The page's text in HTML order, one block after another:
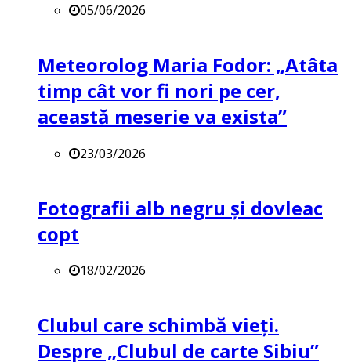
05/06/2026
Meteorolog Maria Fodor: „Atâta
timp cât vor fi nori pe cer,
această meserie va exista”
23/03/2026
Fotografii alb negru și dovleac
copt
18/02/2026
Clubul care schimbă vieți.
Despre „Clubul de carte Sibiu”